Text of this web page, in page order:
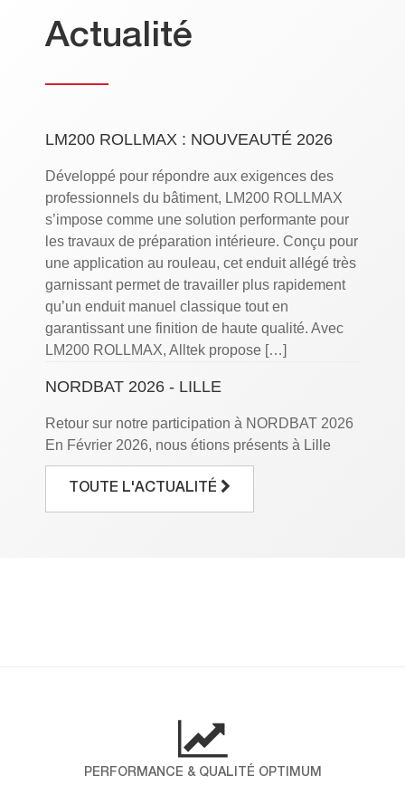
Actualité
LM200 ROLLMAX : NOUVEAUTÉ 2026
Développé pour répondre aux exigences des
professionnels du bâtiment, LM200 ROLLMAX
s’impose comme une solution performante pour
les travaux de préparation intérieure. Conçu pour
une application au rouleau, cet enduit allégé très
garnissant permet de travailler plus rapidement
qu’un enduit manuel classique tout en
garantissant une finition de haute qualité. Avec
LM200 ROLLMAX, Alltek propose […]
NORDBAT 2026 - LILLE
Retour sur notre participation à NORDBAT 2026
En Février 2026, nous étions présents à Lille
Grand Palais à l’occasion du salon NORDBAT,
le rendez-vous incontournable des
professionnels du bâtiment. Pendant trois jours,
nous avons réalisé une enquête NPS (Net
Promoter Score), un indicateur international qui
évalue la probabilité que nos clients nous
TOUTE L'ACTUALITÉ
PERFORMANCE & QUALITÉ OPTIMUM